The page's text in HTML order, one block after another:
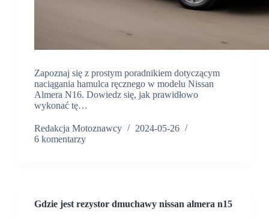
Zapoznaj się z prostym poradnikiem dotyczącym
naciągania hamulca ręcznego w modelu Nissan
Almera N16. Dowiedz się, jak prawidłowo
wykonać tę…
Redakcja Motoznawcy
2024-05-26
6 komentarzy
Gdzie jest rezystor dmuchawy nissan almera n15